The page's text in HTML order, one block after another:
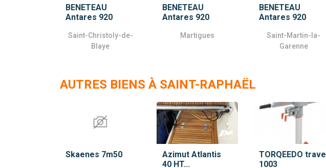
BENETEAU
Antares 920
Saint-Christoly-de-
Blaye
BENETEAU
Antares 920
Martigues
BENETEAU
Antares 920
Saint-Martin-la-
Garenne
AUTRES BIENS À SAINT-RAPHAËL
Skaenes 7m50
Azimut Atlantis
40 HT...
TORQEEDO travel
1003